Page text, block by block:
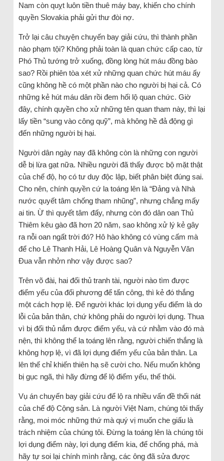
Nam còn quỵt luôn tiền thuê máy bay, khiến cho chính
quyền Slovakia phải gửi thư đòi nợ.
Trở lại câu chuyện chuyến bay giải cứu, thì thành phần
nào phạm tội? Không phải toàn là quan chức cấp cao, từ
Phó Thủ tướng trở xuống, đồng lòng hút máu đồng bào
sao? Rồi phiên tòa xét xử những quan chức hút máu ấy
cũng không hề có một phần nào cho người bị hại cả. Có
những kẻ hút máu dân rồi đem hối lộ quan chức. Giờ
đây, chính quyền cho xử những tên quan tham này, thì lại
lấy tiền “sung vào công quỹ”, mà không hề đả động gì
đến những người bị hại.
Người dân ngày nay đã không còn là những con người
dễ bị lừa gạt nữa. Nhiều người đã thấy được bộ mặt thật
của chế độ, họ có tư duy độc lập, biết phân biệt đúng sai.
Cho nên, chính quyền cứ la toáng lên là “Đảng và Nhà
nước quyết tâm chống tham nhũng”, nhưng chẳng mấy
ai tin. Ừ thì quyết tâm đấy, nhưng còn đó dân oan Thủ
Thiêm kêu gào đã hơn 20 năm, sao không xử lý kẻ gây
ra nỗi oan ngất trời đó? Hô hào không có vùng cấm mà
để cho Lê Thanh Hải, Lê Hoàng Quân và Nguyễn Văn
Đua vẫn nhởn nhơ vậy được sao?
Trên võ đài, hai đối thủ tranh tài, người nào tìm được
điểm yếu của đối phương để tấn công, thì kẻ đó thắng
một cách hợp lệ. Để người khác lợi dụng yếu điểm là do
lỗi của bản thân, chứ không phải do người lợi dụng. Thua
vì bị đối thủ nắm được điểm yếu, và cứ nhằm vào đó mà
nện, thì không thể la toáng lên rằng, người chiến thắng là
không hợp lệ, vì đã lợi dụng điểm yếu của bản thân. La
lên thế chỉ khiến thiên hạ sẽ cười cho. Nếu muốn không
bị gục ngã, thì hãy đừng để lộ điểm yếu, thế thôi.
Vụ án chuyến bay giải cứu để lộ ra nhiều vấn đề thối nát
của chế độ Cộng sản. Là người Việt Nam, chúng tôi thấy
rằng, moi móc những thứ mà quý vị muốn che giấu là
trách nhiệm của chúng tôi. Đừng la toáng lên là chúng tôi
lợi dụng điểm này, lợi dụng điểm kia, để chống phá, mà
hãy tự soi lại chính mình rằng, các ông đã sửa được